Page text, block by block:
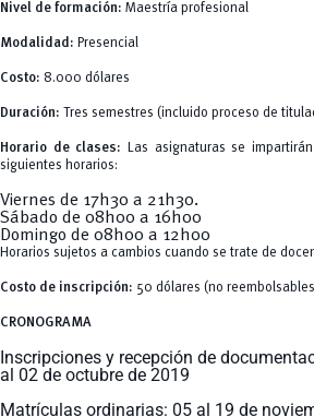
MOVERU
Radio Universitaria
Sostenibilidad
Nivel de formación: Maestría profesional
Modalidad: Presencial
Costo: 8.000 dólares
Duración: Tres semestres (incluido proceso de
Horario de clases: Las asignaturas se
siguientes horarios:
Viernes de 17h30 a 21h30.
Sábado de 08h00 a 16h00
Domingo de 08h00 a 12h00
Horarios sujetos a cambios cuando se trate de
Costo de inscripción: 50 dólares (no
CRONOGRAMA
Inscripciones y recepción de
al 02 de octubre de 2019
Matrículas ordinarias: 05 al 19 de